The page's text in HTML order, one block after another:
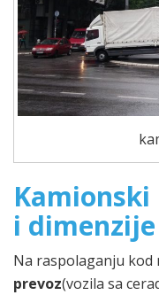
i dimenzije
Na raspolaganju kod
prevoz(vozila sa